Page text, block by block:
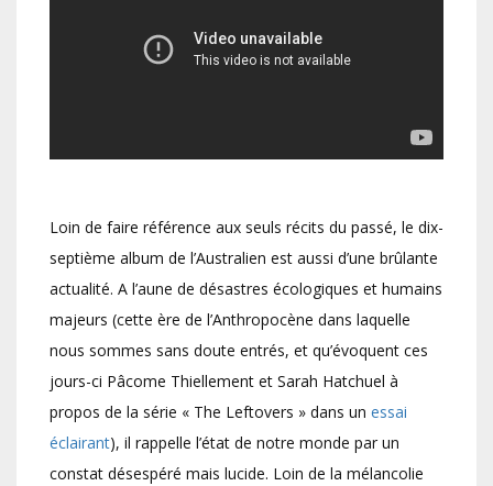
Loin de faire référence aux seuls récits du passé, le dix-
septième album de l’Australien est aussi d’une brûlante
actualité. A l’aune de désastres écologiques et humains
majeurs (cette ère de l’Anthropocène dans laquelle
nous sommes sans doute entrés, et qu’évoquent ces
jours-ci Pâcome Thiellement et Sarah Hatchuel à
propos de la série « The Leftovers » dans un essai
éclairant), il rappelle l’état de notre monde par un
constat désespéré mais lucide. Loin de la mélancolie